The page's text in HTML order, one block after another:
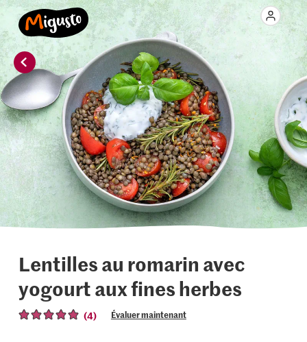
Lentilles au romarin avec
yogourt aux fines herbes
(4) Évaluer maintenant